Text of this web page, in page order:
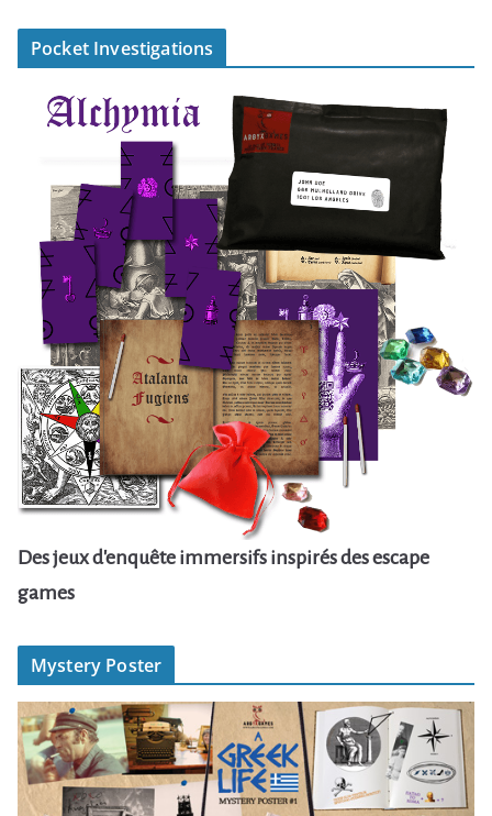
Pocket Investigations
Des jeux d'enquête immersifs inspirés des escape
games
Mystery Poster